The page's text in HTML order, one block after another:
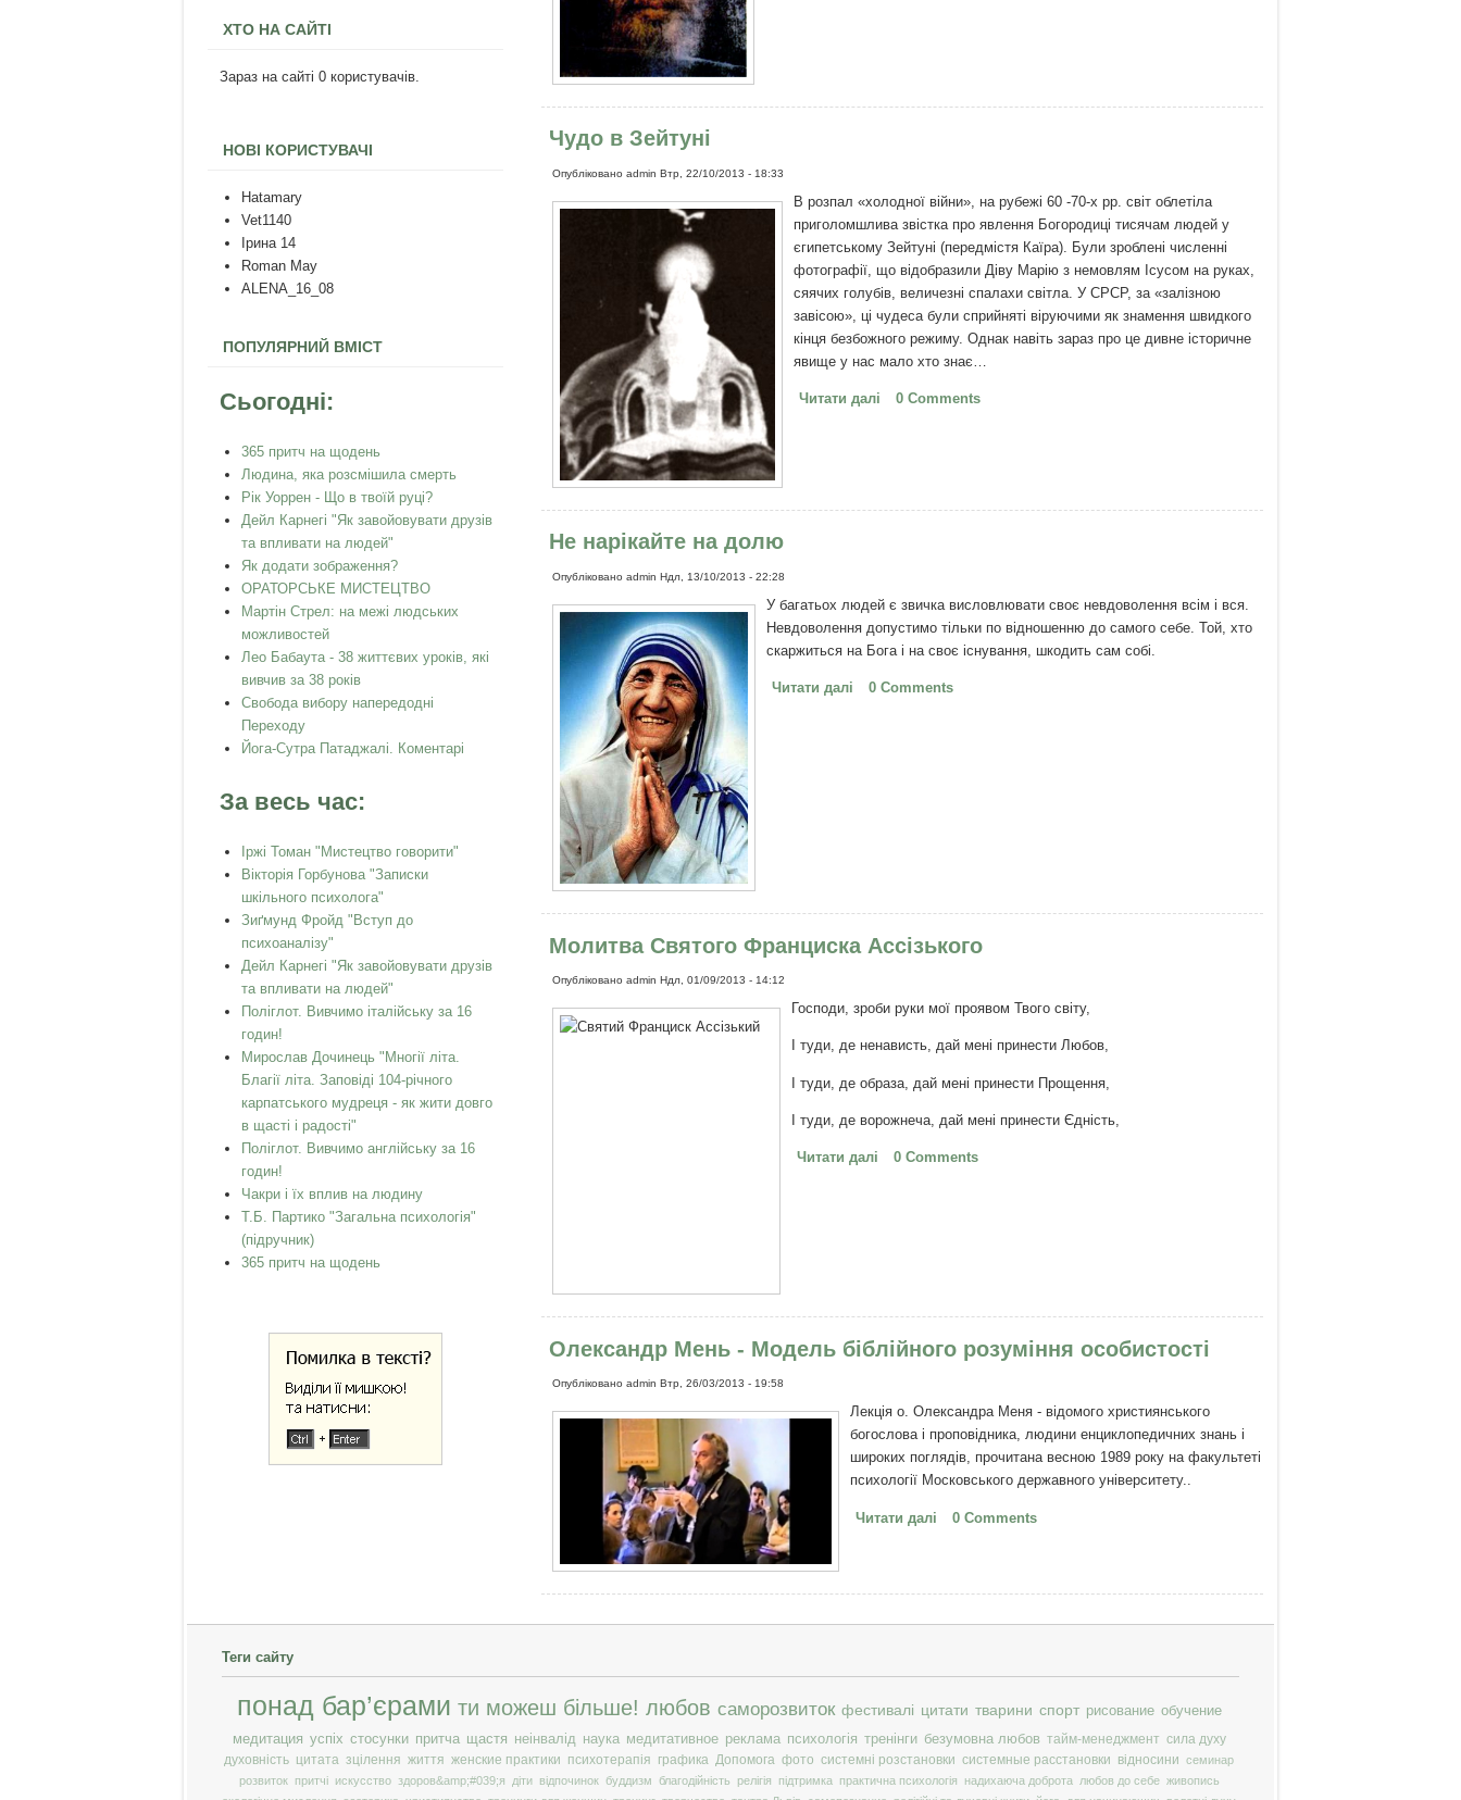
Чудо в Зейтуні
Опублікованоadmin Втр, 22/10/2013 - 18:33
В розпал «холодної війни», на рубежі 60 -70-х рр. світ облетіла
приголомшлива звістка про явлення Богородиці тисячам людей у ​​
єгипетському Зейтуні (передмістя Каїра). Були зроблені численні
фотографії, що відобразили Діву Марію з немовлям Ісусом на руках,
сяячих голубів, величезні спалахи світла. У СРСР, за «залізною
завісою», ці чудеса були сприйняті віруючими як знамення швидкого
кінця безбожного режиму. Однак навіть зараз про це дивне історичне
явище у нас мало хто знає…
Читати далі про Чудо в Зейтуні
0 Comments
Не нарікайте на долю
Опублікованоadmin Ндл, 13/10/2013 - 22:28
У багатьох людей є звичка висловлювати своє невдоволення всім і вся.
Невдоволення допустимо тільки по відношенню до самого себе. Той, хто
скаржиться на Бога і на своє існування, шкодить сам собі.
Читати далі про Не нарікайте на долю
0 Comments
Молитва Святого Франциска Ассізького
Опублікованоadmin Ндл, 01/09/2013 - 14:12
Господи, зроби руки мої проявом Твого світу,
І туди, де ненависть, дай мені принести Любов,
І туди, де образа, дай мені принести Прощення,
І туди, де ворожнеча, дай мені принести Єдність,
Читати далі про Молитва Святого Франциска Ассізького
0 Comments
Олександр Мень - Модель біблійного розуміння особистості
Опублікованоadmin Втр, 26/03/2013 - 19:58
Лекція о. Олександра Меня - відомого християнського
богослова і проповідника, людини енциклопедичних знань і
широких поглядів, прочитана весною 1989 року на факультеті
психології Московського державного університету..
Читати далі про Олександр Мень - Модель біблійного
0 Comments
ХТО НА САЙТІ
Зараз на сайті 0 користувачів.
НОВІ КОРИСТУВАЧІ
Hatamary
Vet1140
Ірина 14
Roman May
ALENA_16_08
ПОПУЛЯРНИЙ ВМІСТ
Сьогодні:
365 притч на щодень
Людина, яка розсмішила смерть
Рік Уоррен - Що в твоїй руці?
Дейл Карнегі "Як завойовувати друзів
та впливати на людей"
Як додати зображення?
ОРАТОРСЬКЕ МИСТЕЦТВО
Мартін Стрел: на межі людських
можливостей
Лео Бабаута - 38 життєвих уроків, які
вивчив за 38 років
Свобода вибору напередодні
Переходу
Йога-Сутра Патаджалі. Коментарі
За весь час:
Іржі Томан "Мистецтво говорити"
Вікторія Горбунова "Записки
шкільного психолога"
Зиґмунд Фройд "Вступ до
психоаналізу"
Дейл Карнегі "Як завойовувати друзів
та впливати на людей"
Поліглот. Вивчимо італійську за 16
годин!
Мирослав Дочинець "Многії літа.
Благії літа. Заповіді 104-річного
карпатського мудреця - як жити довго
в щасті і радості"
Поліглот. Вивчимо англійську за 16
годин!
Чакри і їх вплив на людину
Т.Б. Партико "Загальна психологія"
(підручник)
365 притч на щодень
Теги сайту
понад бар’єрами ти можеш більше! любов саморозвиток фестивалі цитати тварини спорт рисование обучение
медитация успіх стосунки притча щастя неінвалід наука медитативное реклама психологія тренінги безумовна любов тайм-менеджмент сила духу
духовність цитата зцілення життя женские практики психотерапія графика Допомога фото системні розстановки системные расстановки відносини семинар
розвиток
притчі искусство здоров&amp;#039;я діти відпочинок буддизм благодійність релігія підтримка практична психологія надихаюча доброта любов до себе живопись